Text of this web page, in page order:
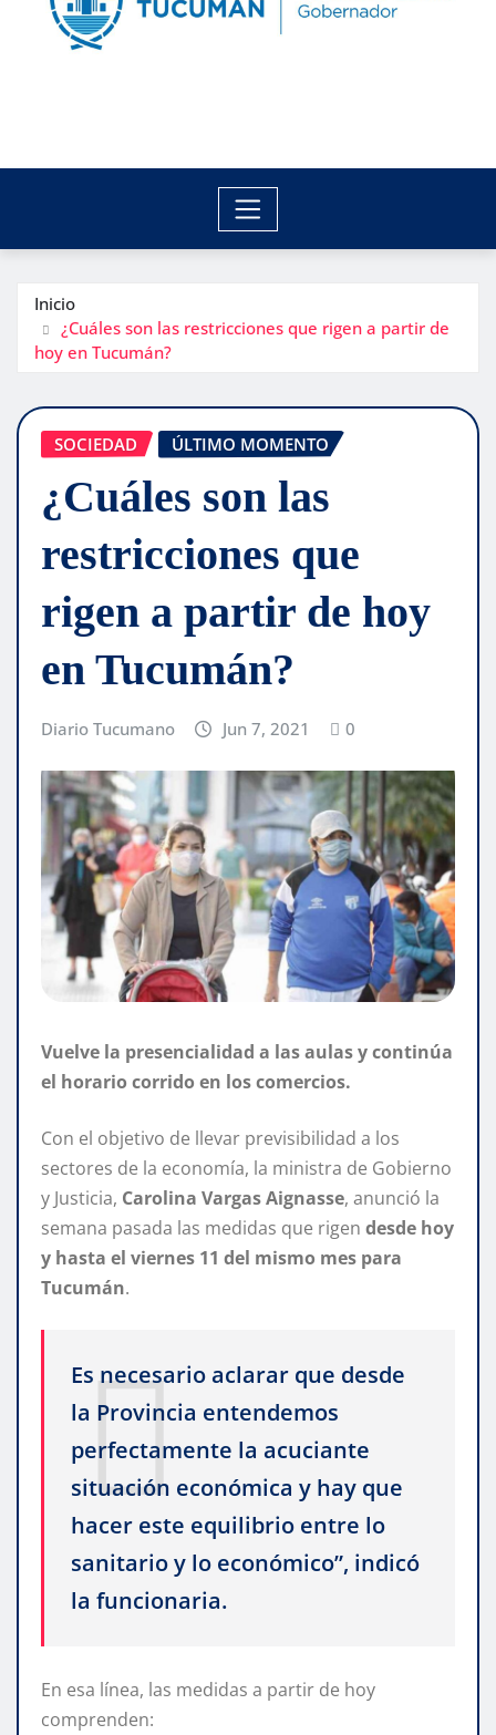
Inicio
¿Cuáles son las restricciones que rigen a partir de
hoy en Tucumán?
SOCIEDAD ÚLTIMO MOMENTO
¿Cuáles son las
restricciones que
rigen a partir de hoy
en Tucumán?
Diario Tucumano Jun 7, 2021 0
Vuelve la presencialidad a las aulas y continúa
el horario corrido en los comercios.
Con el objetivo de llevar previsibilidad a los
sectores de la economía, la ministra de Gobierno
y Justicia, Carolina Vargas Aignasse, anunció la
semana pasada las medidas que rigen desde hoy
y hasta el viernes 11 del mismo mes para
Tucumán.
Es necesario aclarar que desde
la Provincia entendemos
perfectamente la acuciante
situación económica y hay que
hacer este equilibrio entre lo
sanitario y lo económico”, indicó
la funcionaria.
En esa línea, las medidas a partir de hoy
comprenden: